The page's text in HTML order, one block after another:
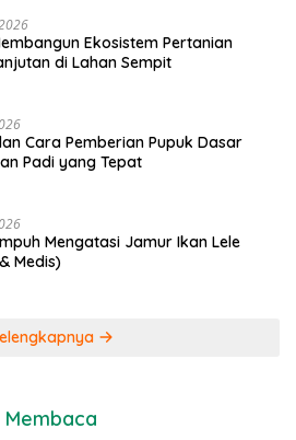
Ekosistem Pertanian
di Lahan Sempit
Cara Pemberian Pupuk Dasar
Padi yang Tepat
Mengatasi Jamur Ikan Lele
Medis)
Membaca